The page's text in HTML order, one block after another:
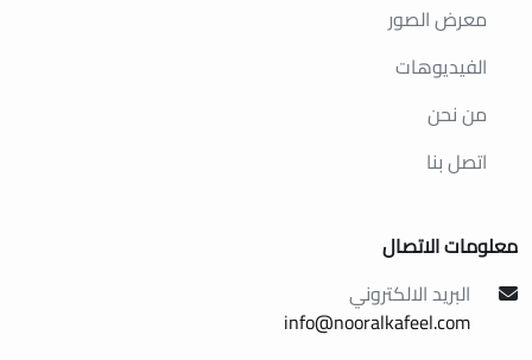
معرض الصور
الفيديوهات
من نحن
اتصل بنا
معلومات الاتصال
البريد الالكتروني
info@nooralkafeel.com